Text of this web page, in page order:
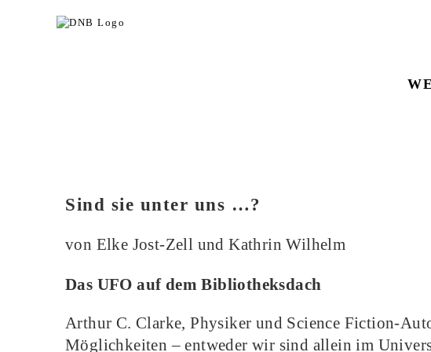
Sind sie unter uns …?
von Elke Jost-Zell und Kathrin Wilhelm
Das UFO auf dem Bibliotheksdach
Arthur C. Clarke, Physiker und Science Fiction-
Möglichkeiten – entweder wir sind allein im